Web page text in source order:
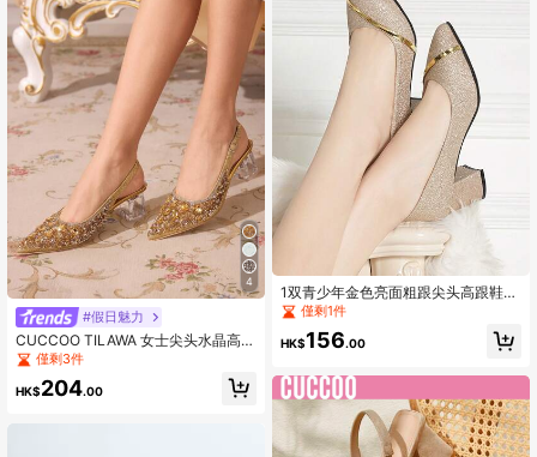
4
#假日魅力
CUCCOO TILAWA 女士尖头水晶高跟
鞋水钻镂空格子黑色正装鞋，适合外
出、宴会和聚会
僅剩3件
HK$204.00
1双青少年金色亮面粗跟尖头高跟鞋，
舒适高跟鞋，适合休闲、派对、约会
僅剩1件
HK$156.00